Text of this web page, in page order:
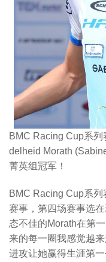
BMC Racing Cup系
delheid Morath
菁英组冠军！
BMC Racing Cup系
赛事，第四场赛事选
态不佳的Morath在第
来的每一圈我感觉越
进攻让她赢得生涯第